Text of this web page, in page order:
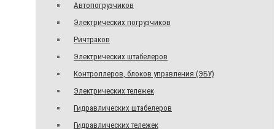
Автопогрузчиков
Электрических погрузчиков
Ричтраков
Электрических штабелеров
Контроллеров, блоков управления (ЭБУ)
Электрических тележек
Гидравлических штабелеров
Гидравлических тележек